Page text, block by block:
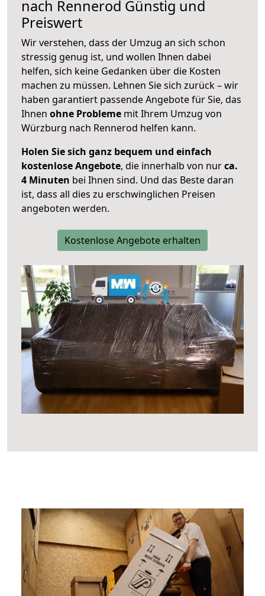
nach Rennerod Günstig und
Preiswert
Wir verstehen, dass der Umzug an sich schon
stressig genug ist, und wollen Ihnen dabei
helfen, sich keine Gedanken über die Kosten
machen zu müssen. Lehnen Sie sich zurück – wir
haben garantiert passende Angebote für Sie, das
Ihnen ohne Probleme mit Ihrem Umzug von
Würzburg nach Rennerod helfen kann.
Holen Sie sich ganz bequem und einfach
kostenlose Angebote, die innerhalb von nurca.
4 Minuten bei Ihnen sind. Und das Beste daran
ist, dass all dies zu erschwinglichen Preisen
angeboten werden.
Kostenlose Angebote erhalten